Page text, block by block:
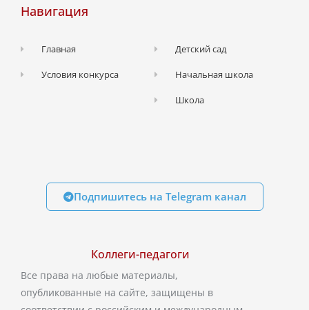
Навигация
Главная
Условия конкурса
Детский сад
Начальная школа
Школа
Подпишитесь на Telegram канал
Коллеги-педагоги
Все права на любые материалы,
опубликованные на сайте, защищены в